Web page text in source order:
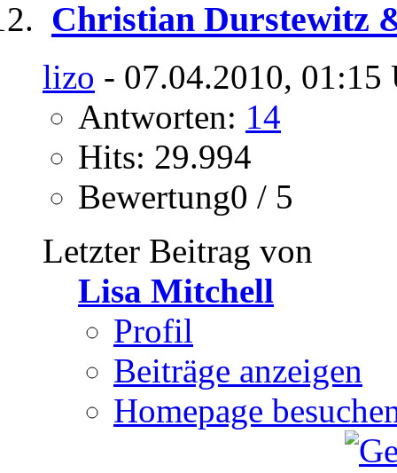
Christian Durstewitz
lizo - 07.04.2010, 01:15
Antworten: 14
Hits: 29.994
Bewertung0 / 5
Letzter Beitrag von
Lisa Mitchell
Profil
Beiträge anzeigen
Homepage